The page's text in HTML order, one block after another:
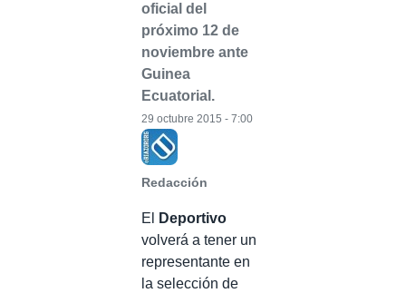
oficial del
próximo 12 de
noviembre ante
Guinea
Ecuatorial.
Redacción
29 octubre 2015 - 7:00
El
Deportivo
volverá a tener un
representante en
la selección de